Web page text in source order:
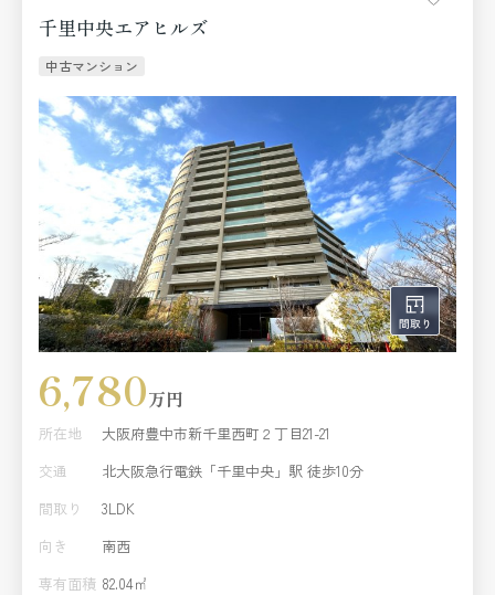
この物件の詳細や現地案内希望などは、日住サービス千里
千里中央エアヒルズ
中古マンション
6,780万円
所在地
大阪府豊中市新千里西町２丁目21-21
交通
北大阪急行電鉄「千里中央」駅 徒歩10分
間取り
3LDK
向き
南西
専有面積 82.04㎡